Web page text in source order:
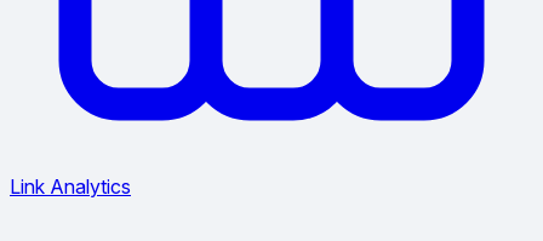
Link Analytics